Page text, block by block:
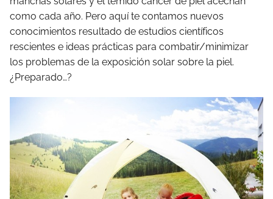
como cada año. Pero aquí te contamos nuevos
conocimientos resultado de estudios científicos
rescientes e ideas prácticas para combatir/minimizar
los problemas de la exposición solar sobre la piel.
¿Preparado…?